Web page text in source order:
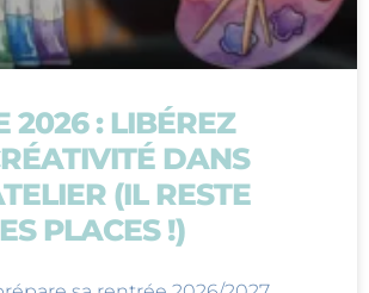
2026 : LIBÉREZ
DANS
(IL RESTE
PLACES !)